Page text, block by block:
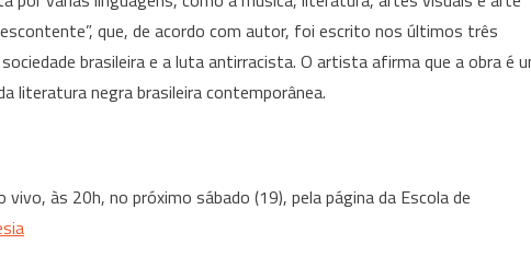
que, de acordo com autor, foi escrito nos últimos três
brasileira e a luta antirracista. O artista afirma que a obra é
literatura negra brasileira contemporânea.
às 20h, no próximo sábado (19), pela página da Escola de